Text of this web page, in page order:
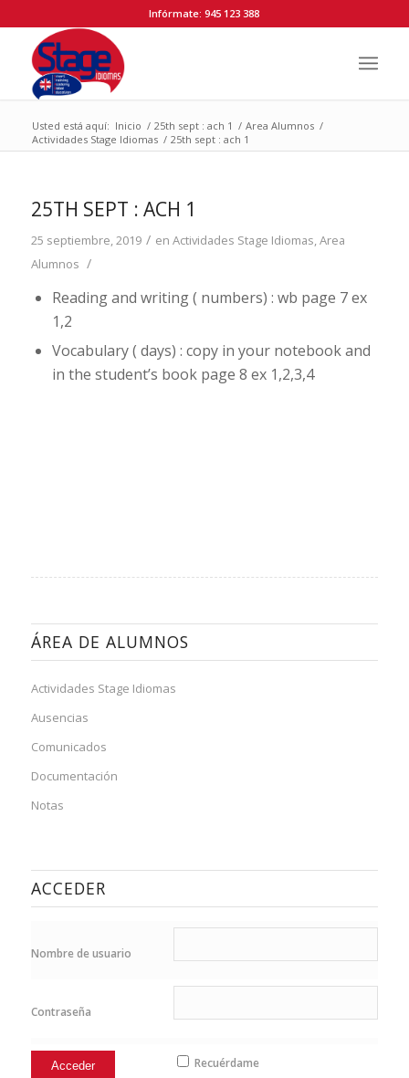
Infórmate: 945 123 388
Usted está aquí: Inicio / 25th sept : ach 1 / Area Alumnos /
Actividades Stage Idiomas / 25th sept : ach 1
25TH SEPT : ACH 1
25 septiembre, 2019 / en Actividades Stage Idiomas,Area
Alumnos /
Reading and writing ( numbers) : wb page 7 ex
1,2
Vocabulary ( days) : copy in your notebook and
in the student’s book page 8 ex 1,2,3,4
ÁREA DE ALUMNOS
Actividades Stage Idiomas
Ausencias
Comunicados
Documentación
Notas
ACCEDER
Nombre de usuario
Contraseña
Recuérdame